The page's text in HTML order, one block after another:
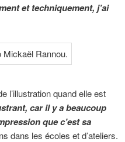
et techniquement, j’ai
l’illustration quand elle est
car il y a beaucoup
que c’est sa
dans les écoles et d’ateliers.